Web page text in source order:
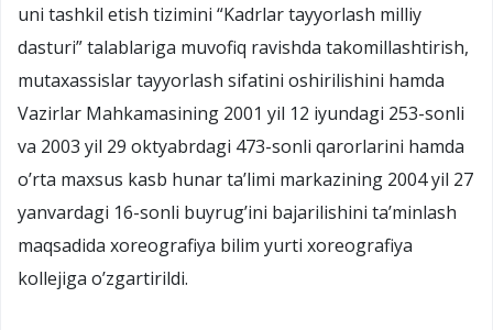
uni tashkil etish tizimini “Kadrlar tayyorlash milliy
dasturi” talablariga muvofiq ravishda takomillashtirish,
mutaxassislar tayyorlash sifatini oshirilishini hamda
Vazirlar Mahkamasining 2001 yil 12 iyundagi 253-sonli
va 2003 yil 29 oktyabrdagi 473-sonli qarorlarini hamda
o’rta maxsus kasb hunar ta’limi markazining 2004 yil 27
yanvardagi 16-sonli buyrug’ini bajarilishini ta’minlash
maqsadida xoreografiya bilim yurti xoreografiya
kollejiga o’zgartirildi.